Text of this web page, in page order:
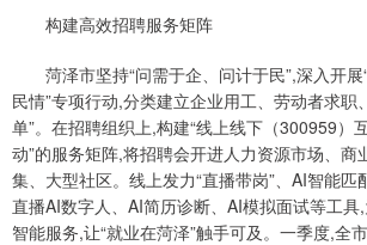
构建高效招聘服务矩阵
菏泽市坚持“问需于企、问计于民”,深入开展
民情”专项行动,分类建立企业用工、劳动者求职
单”。在招聘组织上,构建“线上线下（300959）
动”的服务矩阵,将招聘会开进人力资源市场、商
集、大型社区。线上发力“直播带岗”、AI智能匹
直播AI数字人、AI简历诊断、AI模拟面试等工具
智能服务,让“就业在菏泽”触手可及。一季度,全